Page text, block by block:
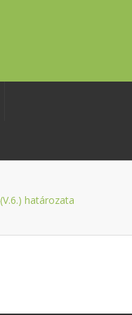
határozata